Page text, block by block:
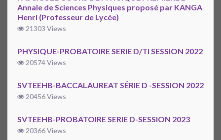
Annale de Sciences Physiques proposé par KANGA
Henri (Professeur de Lycée)
21303 Views
PHYSIQUE-PROBATOIRE SERIE D/TI SESSION 2022
20574 Views
SVTEEHB-BACCALAUREAT SÉRIE D -SESSION 2022
20456 Views
SVTEEHB-PROBATOIRE SERIE D-SESSION 2023
20366 Views